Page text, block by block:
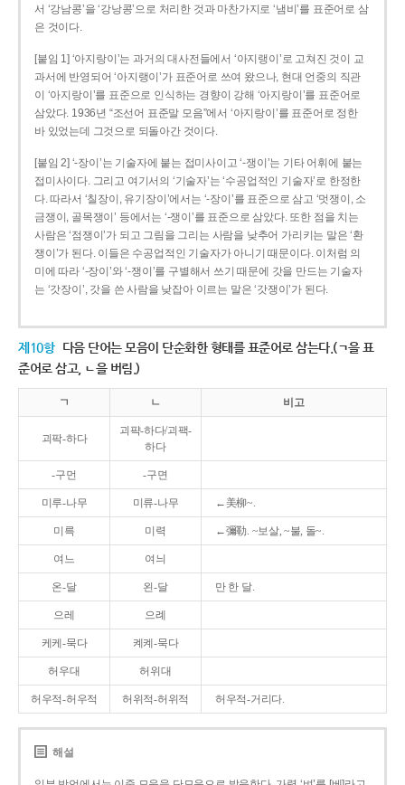
서 ‘강남콩’을 ‘강낭콩’으로 처리한 것과 마찬가지로 ‘냄비’를 표준어로 삼
은 것이다.
[붙임 1] ‘아지랑이’는 과거의 대사전들에서 ‘아지랭이’로 고쳐진 것이 교
과서에 반영되어 ‘아지랭이’가 표준어로 쓰여 왔으나, 현대 언중의 직관
이 ‘아지랑이’를 표준으로 인식하는 경향이 강해 ‘아지랑이’를 표준어로
삼았다. 1936년 “조선어 표준말 모음”에서 ‘아지랑이’를 표준어로 정한
바 있었는데 그것으로 되돌아간 것이다.
[붙임 2] ‘-장이’는 기술자에 붙는 접미사이고 ‘-쟁이’는 기타 어휘에 붙는
접미사이다. 그리고 여기서의 ‘기술자’는 ‘수공업적인 기술자’로 한정한
다. 따라서 ‘칠장이, 유기장이’에서는 ‘-장이’를 표준으로 삼고 ‘멋쟁이, 소
금쟁이, 골목쟁이’ 등에서는 ‘-쟁이’를 표준으로 삼았다. 또한 점을 치는
사람은 ‘점쟁이’가 되고 그림을 그리는 사람을 낮추어 가리키는 말은 ‘환
쟁이’가 된다. 이들은 수공업적인 기술자가 아니기 때문이다. 이처럼 의
미에 따라 ‘-장이’와 ‘-쟁이’를 구별해서 쓰기 때문에 갓을 만드는 기술자
는 ‘갓장이’, 갓을 쓴 사람을 낮잡아 이르는 말은 ‘갓쟁이’가 된다.
제10항 다음 단어는 모음이 단순화한 형태를 표준어로 삼는다.(ㄱ을 표
준어로 삼고, ㄴ을 버림.)
ㄱ ㄴ 비고
괴팍-하다
괴퍅-하다/괴팩-
하다
-구먼 -구면
미루-나무 미류-나무 ←美柳~.
미륵 미력 ←彌勒. ~보살, ~불, 돌~.
여느 여늬
온-달 왼-달 만 한 달.
으레 으례
케케-묵다 켸켸-묵다
허우대 허위대
허우적-허우적 허위적-허위적 허우적-거리다.
해설